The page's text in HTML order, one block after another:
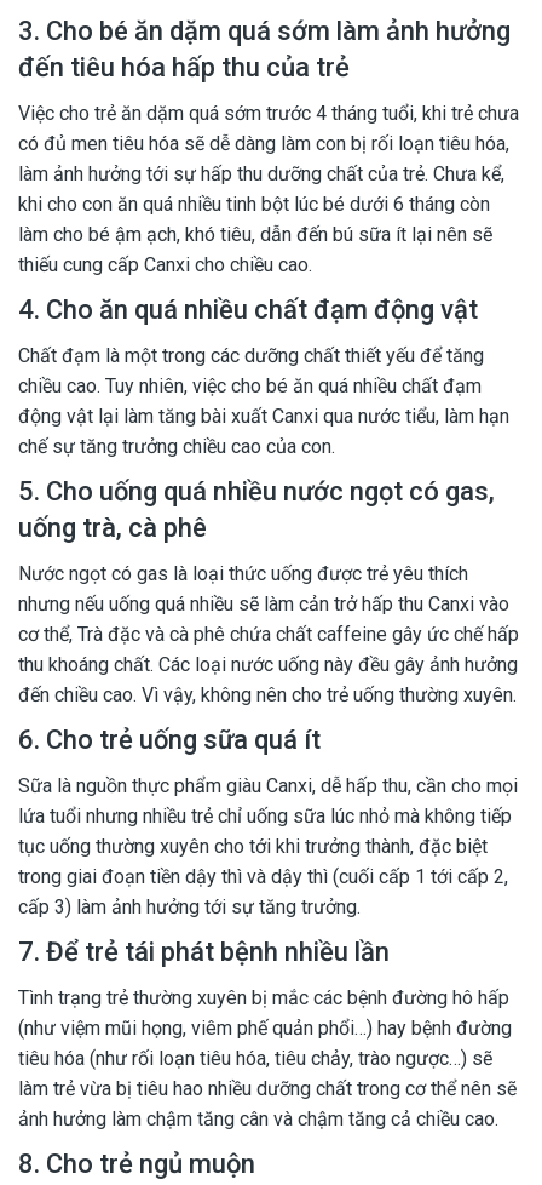
3. Cho bé ăn dặm quá sớm làm ảnh hưởng
đến tiêu hóa hấp thu của trẻ
Việc cho trẻ ăn dặm quá sớm trước 4 tháng tuổi, khi trẻ chưa
có đủ men tiêu hóa sẽ dễ dàng làm con bị rối loạn tiêu hóa,
làm ảnh hưởng tới sự hấp thu dưỡng chất của trẻ. Chưa kể,
khi cho con ăn quá nhiều tinh bột lúc bé dưới 6 tháng còn
làm cho bé ậm ạch, khó tiêu, dẫn đến bú sữa ít lại nên sẽ
thiếu cung cấp Canxi cho chiều cao.
4. Cho ăn quá nhiều chất đạm động vật
Chất đạm là một trong các dưỡng chất thiết yếu để tăng
chiều cao. Tuy nhiên, việc cho bé ăn quá nhiều chất đạm
động vật lại làm tăng bài xuất Canxi qua nước tiểu, làm hạn
chế sự tăng trưởng chiều cao của con.
5. Cho uống quá nhiều nước ngọt có gas,
uống trà, cà phê
Nước ngọt có gas là loại thức uống được trẻ yêu thích
nhưng nếu uống quá nhiều sẽ làm cản trở hấp thu Canxi vào
cơ thể, Trà đặc và cà phê chứa chất caffeine gây ức chế hấp
thu khoáng chất. Các loại nước uống này đều gây ảnh hưởng
đến chiều cao. Vì vậy, không nên cho trẻ uống thường xuyên.
6. Cho trẻ uống sữa quá ít
Sữa là nguồn thực phẩm giàu Canxi, dễ hấp thu, cần cho mọi
lứa tuổi nhưng nhiều trẻ chỉ uống sữa lúc nhỏ mà không tiếp
tục uống thường xuyên cho tới khi trưởng thành, đặc biệt
trong giai đoạn tiền dậy thì và dậy thì (cuối cấp 1 tới cấp 2,
cấp 3) làm ảnh hưởng tới sự tăng trưởng.
7. Để trẻ tái phát bệnh nhiều lần
Tình trạng trẻ thường xuyên bị mắc các bệnh đường hô hấp
(như việm mũi họng, viêm phế quản phổi…) hay bệnh đường
tiêu hóa (như rối loạn tiêu hóa, tiêu chảy, trào ngược…) sẽ
làm trẻ vừa bị tiêu hao nhiều dưỡng chất trong cơ thể nên sẽ
ảnh hưởng làm chậm tăng cân và chậm tăng cả chiều cao.
8. Cho trẻ ngủ muộn